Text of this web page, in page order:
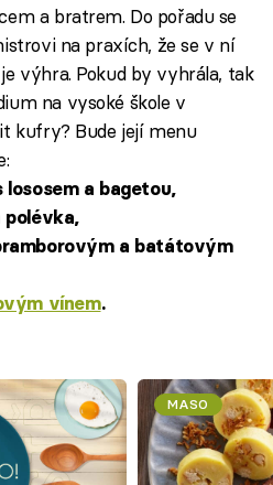
a bratrem. Do pořadu se
na praxích, že se v ní
výhra. Pokud by vyhrála, tak
na vysoké škole v
kufry? Bude její menu
a bagetou,
polévka,
a batátovým
vínem.
MASO